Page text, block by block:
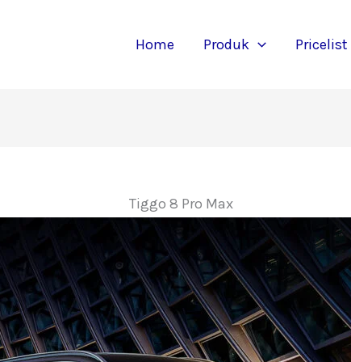
Home Produk Pricelist
Tiggo 8 Pro Max